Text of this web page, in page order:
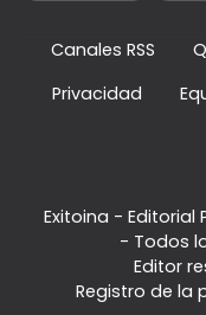
Canales RSS
Privacidad
Exitoina - Editorial
- Todos
Editor
Registro de la